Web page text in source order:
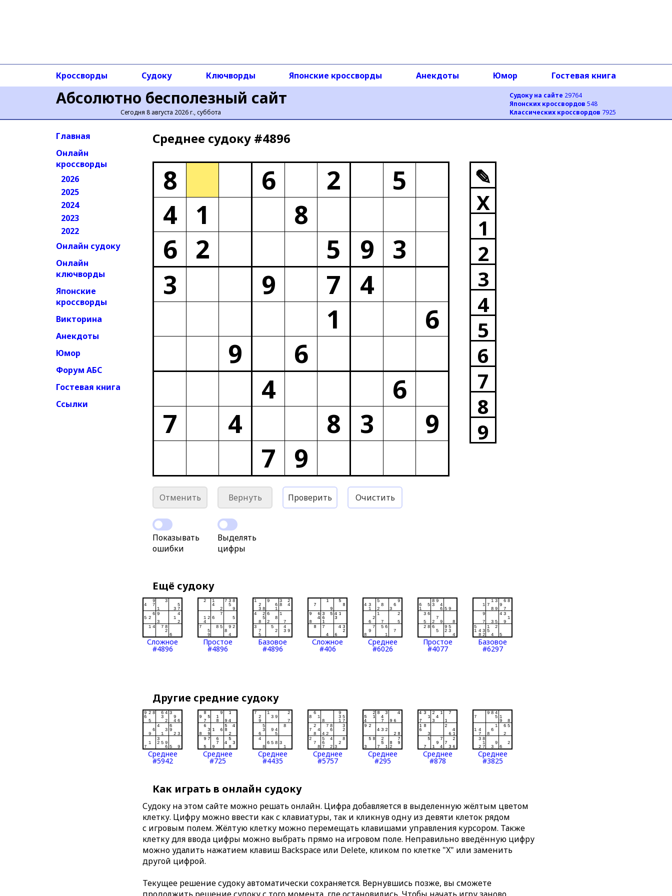
Абсолютно бесполезный сайт
Сегодня 8 августа 2026 г., суббота
Судоку на сайте 29764
Японских кроссвордов 548
Классических кроссвордов 7925
Кроссворды Судоку Ключворды Японские кроссворды Анекдоты Юмор Гостевая книга
Главная
Онлайн
кроссворды
2026
2025
2024
2023
2022
Онлайн судоку
Онлайн
ключворды
Японские
кроссворды
Викторина
Анекдоты
Юмор
Форум АБС
Гостевая книга
Ссылки
Среднее cудоку #4896
8 6 2
5
4 1
8
6 2 5 9 3
3
9 7
4
1
6
9
6
4
6
7
4 8 3
9
7 9
✎
X
1
2
3
4
5
6
7
8
9
Отменить Вернуть Проверить Очистить
Показывать
ошибки
Выделять
цифры
Ещё судоку
Сложное
#4896
Простое
#4896
Базовое
#4896
Сложное
#406
Среднее
#6026
Простое
#4077
Базовое
#6297
Другие средние судоку
Среднее
#5942
Среднее
#725
Среднее
#4435
Среднее
#5757
Среднее
#295
Среднее
#878
Среднее
#3825
Как играть в онлайн судоку
Судоку на этом сайте можно решать онлайн. Цифра добавляется в выделенную жёлтым цветом
клетку. Цифру можно ввести как с клавиатуры, так и кликнув одну из девяти клеток рядом
с игровым полем. Жёлтую клетку можно перемещать клавишами управления курсором. Также
клетку для ввода цифры можно выбрать прямо на игровом поле. Неправильно введённую цифру
можно удалить нажатием клавиш Backspace или Delete, кликом по клетке "X" или заменить
другой цифрой.
Текущее решение судоку автоматически сохраняется. Вернувшись позже, вы сможете